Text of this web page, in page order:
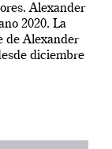
Alexander
2020. La
de Alexander
diciembre